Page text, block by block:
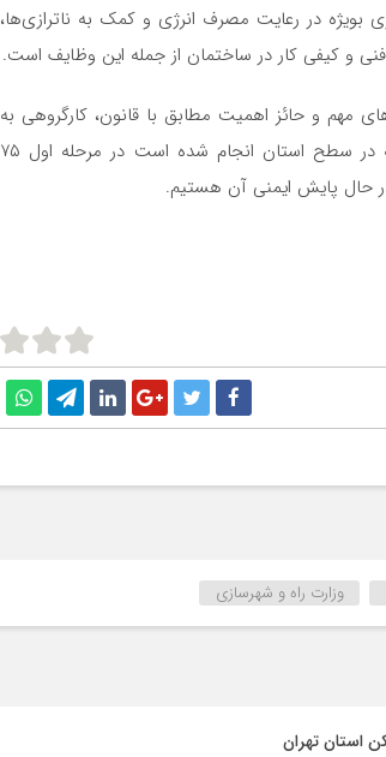
بویژه در رعایت مصرف انرژی و کمک به ناترازی‌ها،
و کیفی کار در ساختمان از جمله این وظایف است.
مهم و حائز اهمیت مطابق با قانون، کارگروهی به
دبیری این اداره‌کل تشکیل شده است و با توجه به بازدیدهایی که در سطح استان انجام شده است در مرحله اول ۷۵
حال پایش ایمنی آن هستیم.
وزارت راه و شهرسازی
استان تهران